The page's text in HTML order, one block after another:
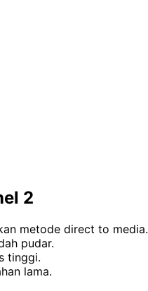
2
metode direct to media.
pudar.
tinggi.
lama.